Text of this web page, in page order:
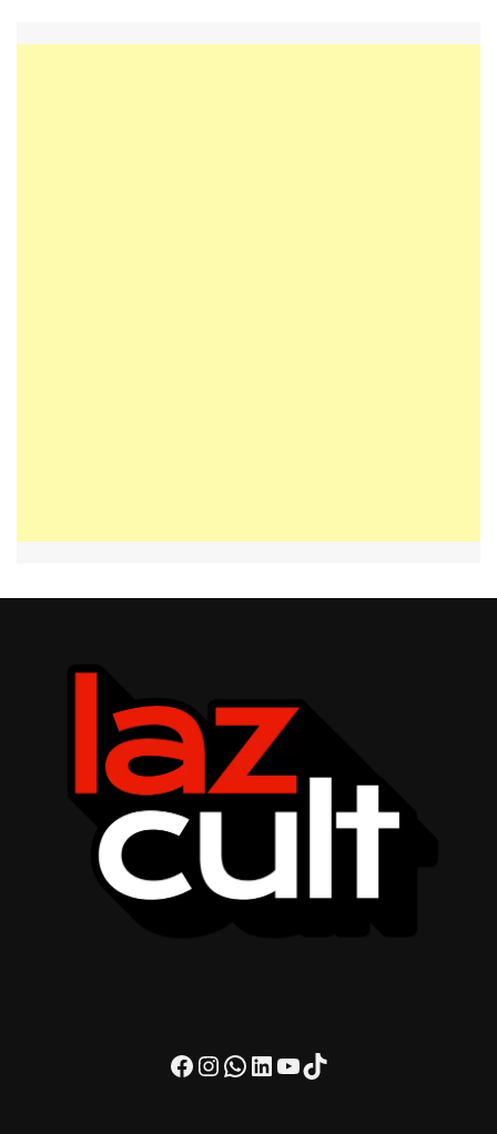
Facebook
Instagram
WhatsApp
LinkedIn
Youtube
TikTok